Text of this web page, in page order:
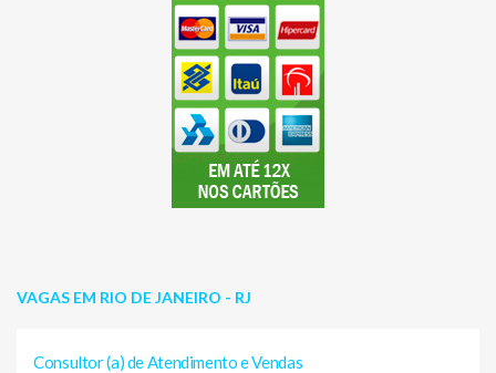
VAGAS EM RIO DE JANEIRO - RJ
Consultor (a) de Atendimento e Vendas